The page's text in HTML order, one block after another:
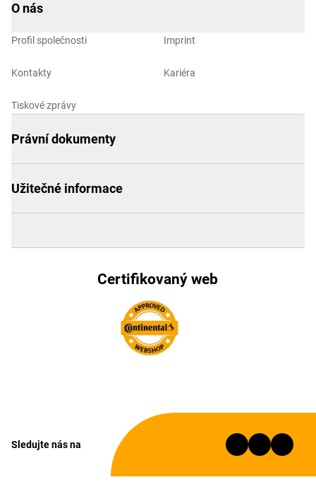
O nás
Profil společnosti
Kontakty
Tiskové zprávy
Imprint
Kariéra
Právní dokumenty
Užitečné informace
Certifikovaný web
Sledujte nás na